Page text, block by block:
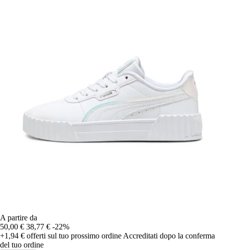
A partire da
50,00 € 38,77 € -22%
+1,94 € offerti sul tuo prossimo ordine Accreditati dopo la conferma
del tuo ordine